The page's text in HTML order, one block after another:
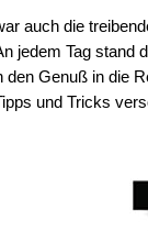
auch die
jedem Tag stand
den Genuß in die
und Tricks